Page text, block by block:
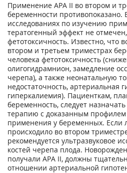
Применение АРА II во втором и
беременности противопоказано.
исследованиях по изучению
тератогенный эффект не
фетотоксичность. Известно, что
втором и третьем триместрах
человека фетотоксичность
олигогидрамнион, замедление
черепа), а также неонатальную
недостаточность, артериальная
гиперкалиемия). Пациенткам,
беременность, следует
терапию с доказанным профилем
применения у беременных. Если
происходило во втором
рекомендуется ультразвуковое
костей черепа плода.
получали АРА II, должны
отношении артериальной